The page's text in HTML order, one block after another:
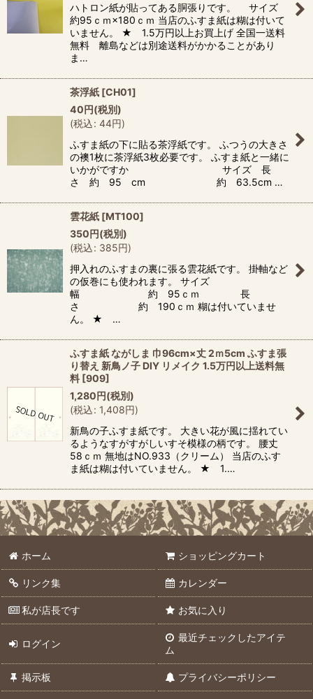
ハトロン紙が貼ってある胴張りです。 サイズ
約95ｃｍ×180ｃｍ 当店のふすま紙は糊は付いて
いません。 ★ 1.5万円以上お買上げ 全国一送料
無料 離島などは別途送料がかかることがあり
ま…
茶浮紙 [CH01]
40円(税別)
(税込: 44円)
ふすま紙の下に貼る茶浮紙です。 ふつうの大きさ
の襖1枚に茶浮紙3枚必要です。 ふすま紙と一緒に
いかがですか サイズ 長
さ 約 95 cm 約 63.5cm …
雲花紙 [MT100]
350円(税別)
(税込: 385円)
押入れのふすまの裏に張る雲花紙です。 掛軸など
の仮巻にも使われます。 サイズ
幅 約 95ｃｍ 長
さ 約 190ｃｍ 糊は付いていませ
ん。 ★ …
ふすま紙 ながしま 巾96cm×丈 2ｍ5cm ふすま張
り替え 新鳥ノ子 DIY リメイク 1.5万円以上送料無
料 [909]
1,280円(税別)
(税込: 1,408円)
新鳥の子ふすま紙です。 大きい花が風に揺れてい
るようなすがすがしいすそ模様の柄です。 腰丈
58ｃｍ 無地はNO.933（クリーム） 当店のふす
ま紙は糊は付いていません。 ★ 1.…
ホーム ショッピングカート
リンク集 カレンダー
私が店長です お気に入り
ログイン
最近チェックしたアイテ
ム
掲示板 プライバシーポリシー